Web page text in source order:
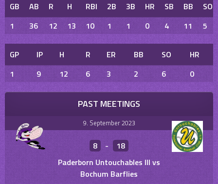
GB AB R H RBI 2B 3B HR SB BB
SO
1
36 12 13 10 1 1 0 4 11 5
GP IP H R ER BB SO
HR
1
9 12 6 3 2 6 0
PAST MEETINGS
9. September 2023
8 -
18
Paderborn Untouchables III vs
Bochum Barflies